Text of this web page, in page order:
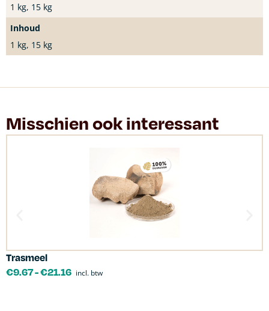
1 kg, 15 kg
Inhoud
1 kg, 15 kg
Misschien ook interessant
Trasmeel
€9.67-€21.16 incl. btw